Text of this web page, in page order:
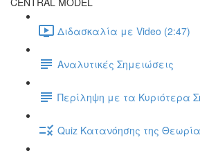
Διδασκαλία με Video (2:47)
Αναλυτικές Σημειώσεις
Περίληψη με τα Κυριότερα
Quiz Κατανόησης της